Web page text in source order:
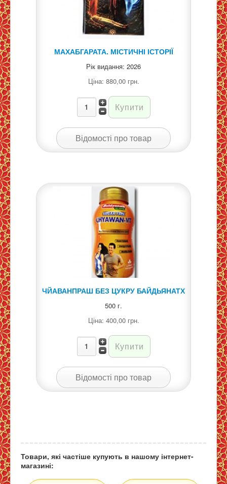
МАХАБГАРАТА. МІСТИЧНІ ІСТОРІЇ
Рік видання: 2026
Ціна: 880,00 грн.
Відомості про товар
ЧЙАВАНПРАШ БЕЗ ЦУКРУ БАЙДЬЯНАТХ
500 г.
Ціна: 400,00 грн.
Відомості про товар
Товари, які частіше купують в нашому інтернет-
магазині: